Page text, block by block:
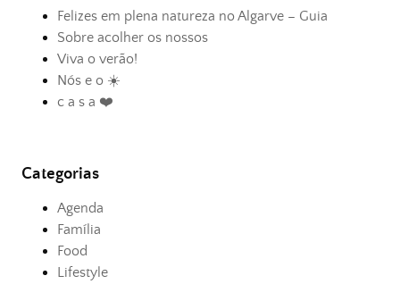
Felizes em plena natureza no Algarve – Guia
Sobre acolher os nossos
Viva o verão!
Nós e o ☀️
c a s a ❤️
Categorias
Agenda
Família
Food
Lifestyle